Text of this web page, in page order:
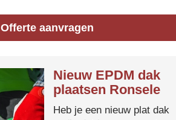
Offerte aanvragen
Nieuw EPDM dak
plaatsen Ronsele
Heb je een nieuw plat dak